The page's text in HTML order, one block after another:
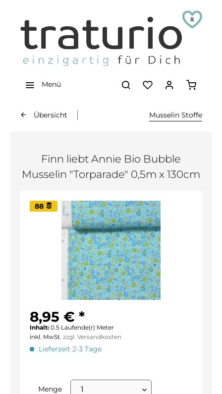
Menü
Übersicht Musselin Stoffe
Finn liebt Annie Bio Bubble
Musselin "Torparade" 0,5m x 130cm
88
8,95 € *
Inhalt: 0.5 Laufende(r) Meter
inkl. MwSt. zzgl. Versandkosten
Lieferzeit 2-3 Tage
Menge